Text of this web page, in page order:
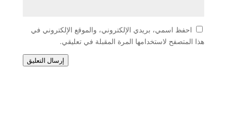
احفظ اسمي، بريدي الإلكتروني، والموقع الإلكتروني في
هذا المتصفح لاستخدامها المرة المقبلة في تعليقي.
إرسال التعليق